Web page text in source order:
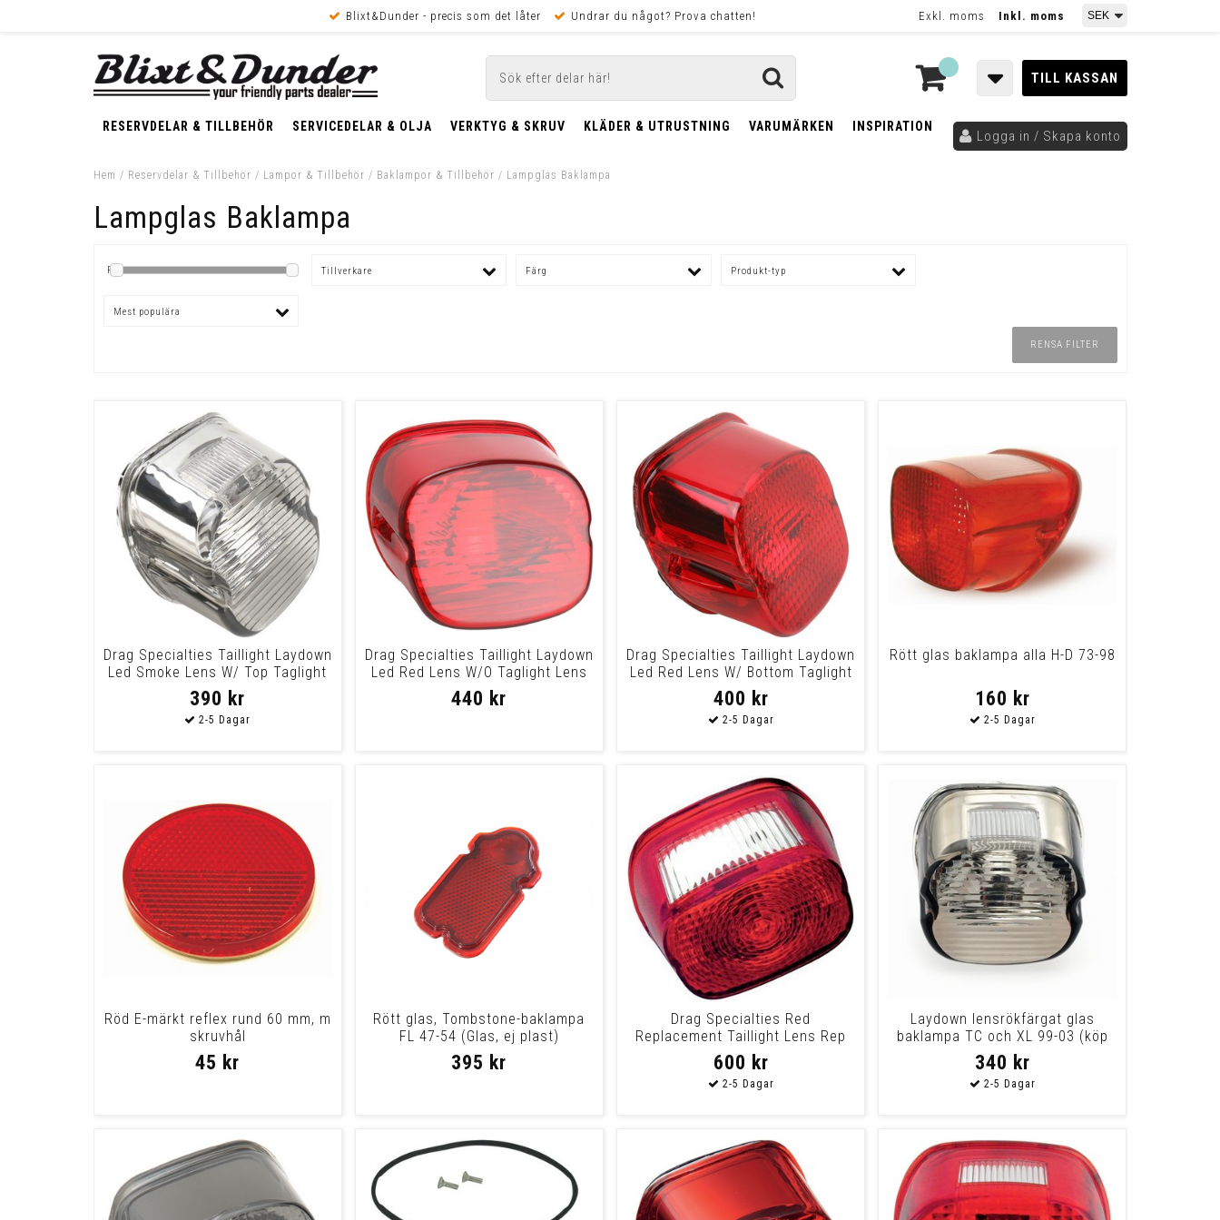
Blixt&Dunder - precis som det låter Undrar du något? Prova chatten! Exkl. moms Inkl. moms
TILL KASSAN
RESERVDELAR & TILLBEHÖR SERVICEDELAR & OLJA VERKTYG & SKRUV KLÄDER & UTRUSTNING VARUMÄRKEN INSPIRATION
Logga in / Skapa konto
Hem / Reservdelar & Tillbehör / Lampor & Tillbehör / Baklampor & Tillbehör / Lampglas Baklampa
Lampglas Baklampa
Mest populära
Pris Tillverkare Färg Produkt-typ
RENSA FILTER
Drag Specialties Taillight Laydown
Led Smoke Lens W/ Top Taglight
Lens
390 kr
Drag Specialties Taillight Laydown
Led Red Lens W/O Taglight Lens
T/L
440 kr
Drag Specialties Taillight Laydown
Led Red Lens W/ Bottom Taglight
Len
400 kr
Rött glas baklampa alla H-D 73-98
160 kr
Röd E-märkt reflex rund 60 mm, m
skruvhål
45 kr
Rött glas, Tombstone-baklampa
FL 47-54 (Glas, ej plast)
395 kr
Drag Specialties Red
Replacement Taillight Lens Rep
Tailight Lens L03-
600 kr
Laydown lensrökfärgat glas
baklampa TC och XL 99-03 (köp
till 70-0108)
340 kr